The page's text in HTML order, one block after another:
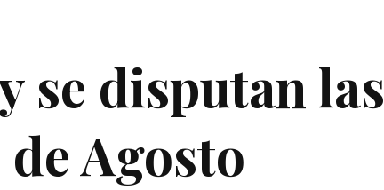
se disputan las
Agosto